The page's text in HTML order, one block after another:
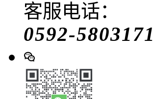
客服电话：
0592-5803171